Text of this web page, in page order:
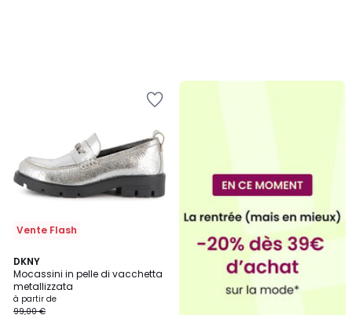
Vente Flash
DKNY
Mocassini in pelle di vacchetta
metallizzata
à partir de
99,00 €